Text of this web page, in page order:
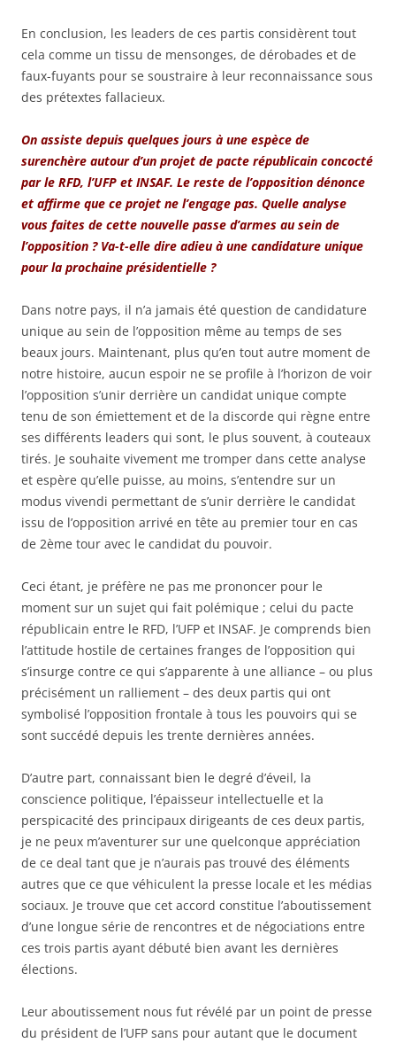
En conclusion, les leaders de ces partis considèrent tout
cela comme un tissu de mensonges, de dérobades et de
faux-fuyants pour se soustraire à leur reconnaissance sous
des prétextes fallacieux.
On assiste depuis quelques jours à une espèce de
surenchère autour d’un projet de pacte républicain concocté
par le RFD, l’UFP et INSAF. Le reste de l’opposition dénonce
et affirme que ce projet ne l’engage pas. Quelle analyse
vous faites de cette nouvelle passe d’armes au sein de
l’opposition ? Va-t-elle dire adieu à une candidature unique
pour la prochaine présidentielle ?
Dans notre pays, il n’a jamais été question de candidature
unique au sein de l’opposition même au temps de ses
beaux jours. Maintenant, plus qu’en tout autre moment de
notre histoire, aucun espoir ne se profile à l’horizon de voir
l’opposition s’unir derrière un candidat unique compte
tenu de son émiettement et de la discorde qui règne entre
ses différents leaders qui sont, le plus souvent, à couteaux
tirés. Je souhaite vivement me tromper dans cette analyse
et espère qu’elle puisse, au moins, s’entendre sur un
modus vivendi permettant de s’unir derrière le candidat
issu de l’opposition arrivé en tête au premier tour en cas
de 2ème tour avec le candidat du pouvoir.
Ceci étant, je préfère ne pas me prononcer pour le
moment sur un sujet qui fait polémique ; celui du pacte
républicain entre le RFD, l’UFP et INSAF. Je comprends bien
l’attitude hostile de certaines franges de l’opposition qui
s’insurge contre ce qui s’apparente à une alliance – ou plus
précisément un ralliement – des deux partis qui ont
symbolisé l’opposition frontale à tous les pouvoirs qui se
sont succédé depuis les trente dernières années.
D’autre part, connaissant bien le degré d’éveil, la
conscience politique, l’épaisseur intellectuelle et la
perspicacité des principaux dirigeants de ces deux partis,
je ne peux m’aventurer sur une quelconque appréciation
de ce deal tant que je n’aurais pas trouvé des éléments
autres que ce que véhiculent la presse locale et les médias
sociaux. Je trouve que cet accord constitue l’aboutissement
d’une longue série de rencontres et de négociations entre
ces trois partis ayant débuté bien avant les dernières
élections.
Leur aboutissement nous fut révélé par un point de presse
du président de l’UFP sans pour autant que le document